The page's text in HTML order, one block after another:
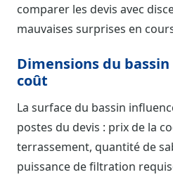
comparer les devis avec
mauvaises surprises en
Dimensions du
coût
La surface du bassin
postes du devis : prix de la
terrassement, quantité de
puissance de filtration